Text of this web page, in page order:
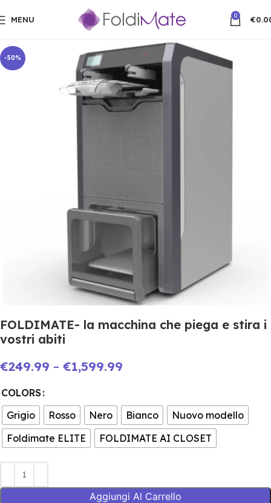
MENU 0 €
-50%
FOLDIMATE- la macchina che piega e stira i
vostri abiti
€249.99 – €1,599.99
COLORS
Grigio
Rosso Nero Bianco
Nuovo modello
Foldimate ELITE
FOLDIMATE AI CLOSET
Aggiungi Al Carrello